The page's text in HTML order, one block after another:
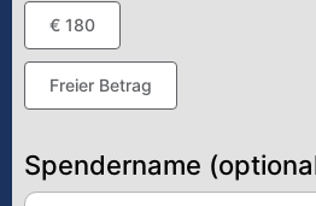
€ 180
Freier Betrag
Spendername